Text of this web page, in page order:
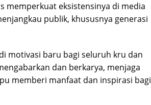
memperkuat eksistensinya di media
publik, khususnya generasi
motivasi baru bagi seluruh kru dan
dan berkarya, menjaga
memberi manfaat dan inspirasi bagi